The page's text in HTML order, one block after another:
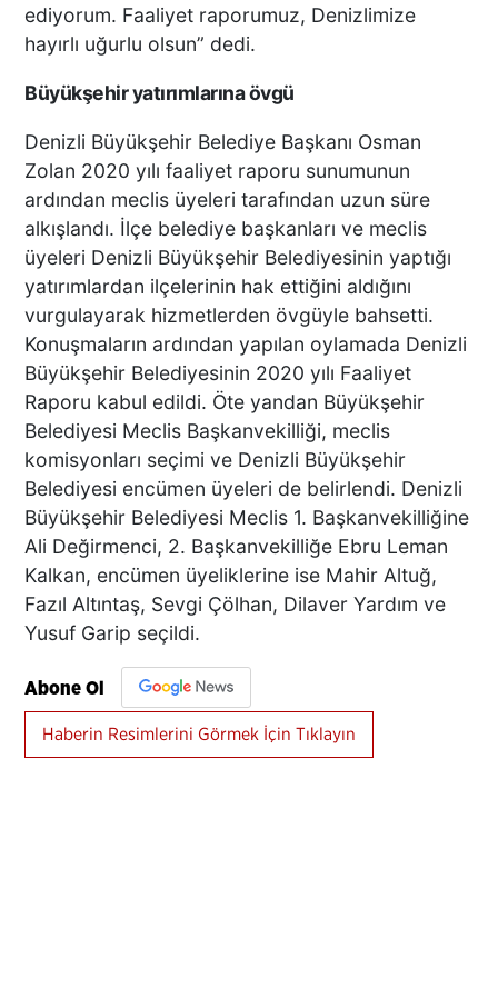
ediyorum. Faaliyet raporumuz, Denizlimize
hayırlı uğurlu olsun” dedi.
Büyükşehir yatırımlarına övgü
Denizli Büyükşehir Belediye Başkanı Osman
Zolan 2020 yılı faaliyet raporu sunumunun
ardından meclis üyeleri tarafından uzun süre
alkışlandı. İlçe belediye başkanları ve meclis
üyeleri Denizli Büyükşehir Belediyesinin yaptığı
yatırımlardan ilçelerinin hak ettiğini aldığını
vurgulayarak hizmetlerden övgüyle bahsetti.
Konuşmaların ardından yapılan oylamada Denizli
Büyükşehir Belediyesinin 2020 yılı Faaliyet
Raporu kabul edildi. Öte yandan Büyükşehir
Belediyesi Meclis Başkanvekilliği, meclis
komisyonları seçimi ve Denizli Büyükşehir
Belediyesi encümen üyeleri de belirlendi. Denizli
Büyükşehir Belediyesi Meclis 1. Başkanvekilliğine
Ali Değirmenci, 2. Başkanvekilliğe Ebru Leman
Kalkan, encümen üyeliklerine ise Mahir Altuğ,
Fazıl Altıntaş, Sevgi Çölhan, Dilaver Yardım ve
Yusuf Garip seçildi.
Abone Ol
Haberin Resimlerini Görmek İçin Tıklayın